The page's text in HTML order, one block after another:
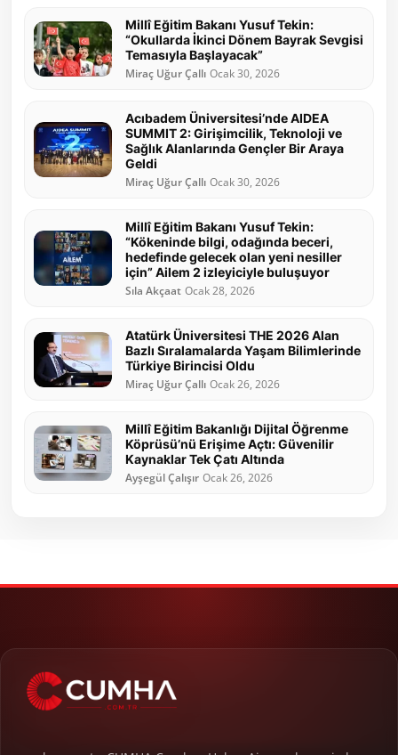
Millî Eğitim Bakanı Yusuf Tekin:
“Okullarda İkinci Dönem Bayrak Sevgisi
Temasıyla Başlayacak”
Miraç Uğur Çallı Ocak 30, 2026
Acıbadem Üniversitesi’nde AIDEA
SUMMIT 2: Girişimcilik, Teknoloji ve
Sağlık Alanlarında Gençler Bir Araya
Geldi
Miraç Uğur Çallı Ocak 30, 2026
Millî Eğitim Bakanı Yusuf Tekin:
“Kökeninde bilgi, odağında beceri,
hedefinde gelecek olan yeni nesiller
için” Ailem 2 izleyiciyle buluşuyor
Sıla Akçaat Ocak 28, 2026
Atatürk Üniversitesi THE 2026 Alan
Bazlı Sıralamalarda Yaşam Bilimlerinde
Türkiye Birincisi Oldu
Miraç Uğur Çallı Ocak 26, 2026
Millî Eğitim Bakanlığı Dijital Öğrenme
Köprüsü’nü Erişime Açtı: Güvenilir
Kaynaklar Tek Çatı Altında
Ayşegül Çalışır Ocak 26, 2026